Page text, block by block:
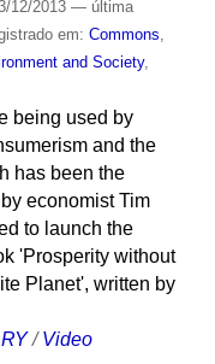
12/2013 — última
em: Commons
and Society,
being used by
and the
has been the
economist Tim
to launch the
'Prosperity without
Planet', written by
/Video